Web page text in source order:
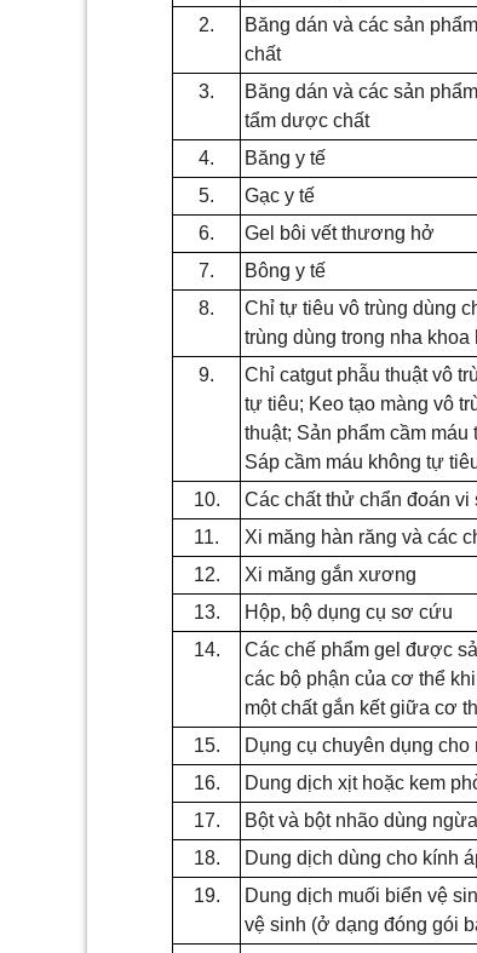
2.
Băng dán và các sản
chất
3.
Băng dán và các sản
tẩm dược chất
4. Băng y tế
5.
Gạc y tế
6.
Gel bôi vết thương hở
7.
Bông y tế
8.
Chỉ tự tiêu vô trùng dùng
trùng dùng trong nha
9.
Chỉ catgut phẫu thuật vô
tự tiêu; Keo tạo màng vô
thuật; Sản phẩm cầm máu
Sáp cầm máu không tự
10. Các chất thử chẩn đoán vi
11.
Xi măng hàn răng và các
12.
Xi măng gắn xương
13.
Hộp, bộ dụng cụ sơ cứu
14.
Các chế phẩm gel được
các bộ phận của cơ thể
một chất gắn kết giữa cơ
15. Dụng cụ chuyên dụng cho
16.
Dung dịch xịt hoặc kem
17.
Bột và bột nhão dùng
18.
Dung dịch dùng cho kính
19.
Dung dịch muối biển vệ
vệ sinh (ở dạng đóng gói